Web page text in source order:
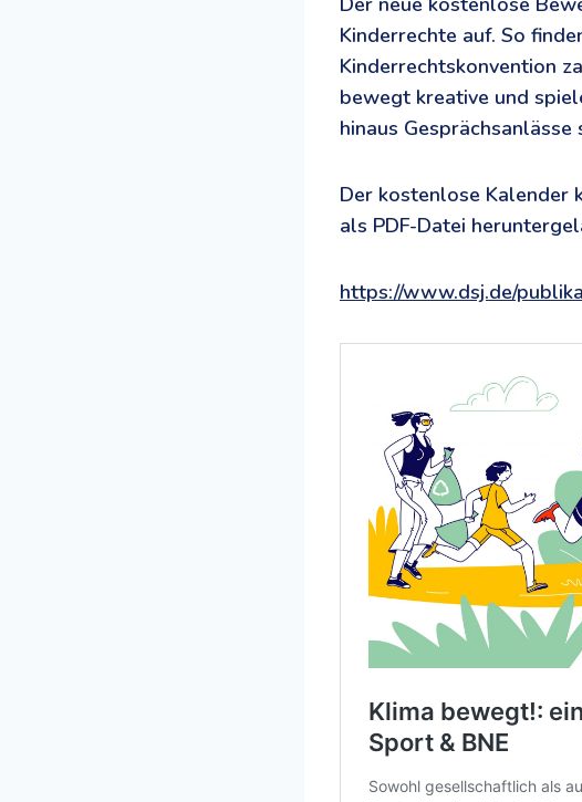
Kinderrechte auf. So
Kinderrechtskonvention
bewegt kreative und
hinaus Gesprächsanlässe
Der kostenlose Kalender
als PDF-Datei
https://www.dsj.de/